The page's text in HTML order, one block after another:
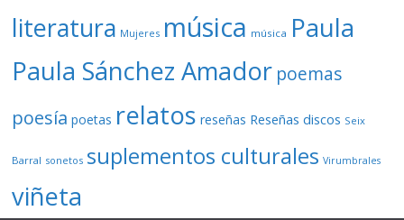
literatura Mujeres música música Paula
Paula Sánchez Amador poemas
poesía poetas relatos reseñas Reseñas discos Seix
Barral sonetos suplementos culturales Virumbrales
viñeta